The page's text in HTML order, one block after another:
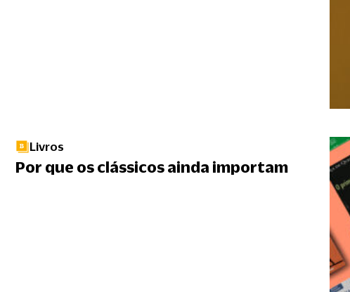
Livros
Por que os clássicos ainda importam